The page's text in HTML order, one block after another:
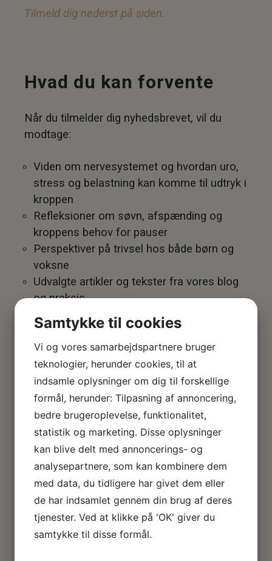
Tilmeld dig nederst på siden.
Hvad du kan forvente
Når du tilmelder dig nyhedsbrevet, vil du
modtage:
Viden om nervesystemet og hvordan uro,
stress og belastning kan komme til udtryk i
kroppen
Refleksioner om søvn, afspænding og
kroppens behov for pauser
Perspektiver på trivsel hos både børn og
voksne
Udvalgte artikler og tekster fra vores blog
og praksis
Vi skriver i et roligt tempo og kun, når vi har
noget på hjerte.
Et nyhedsbrev – uden
pres
Nyhedsbrevet er tænkt som et roligt
mellemrum.
Et sted, hvor du kan læse med, når det
passer dig – uden hurtige løsninger, tilbud
eller forventninger.
Samtykke til cookies
Vi og vores samarbejdspartnere bruger
teknologier, herunder cookies, til at
indsamle oplysninger om dig til forskellige
formål, herunder: Tilpasning af annoncering,
bedre brugeroplevelse, funktionalitet,
statistik og marketing. Disse oplysninger
kan blive delt med annoncerings- og
analysepartnere, som kan kombinere dem
med data, du tidligere har givet dem eller
de har indsamlet gennem din brug af deres
tjenester. Ved at klikke på 'OK' giver du
samtykke til disse formål.